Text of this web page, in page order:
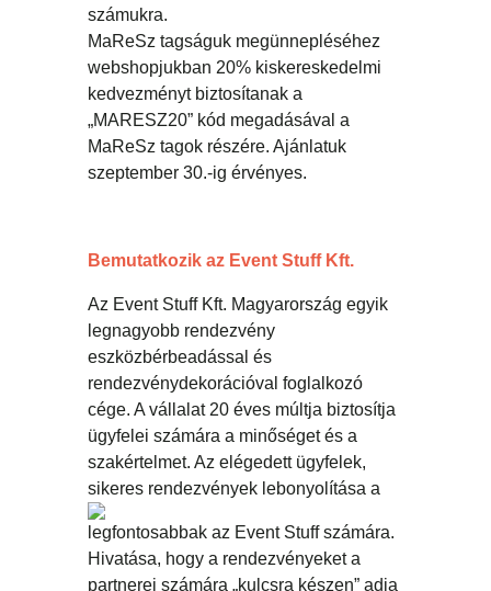
számukra.
MaReSz tagságuk megünnepléséhez
webshopjukban 20% kiskereskedelmi
kedvezményt biztosítanak a
„MARESZ20” kód megadásával a
MaReSz tagok részére. Ajánlatuk
szeptember 30.-ig érvényes.
Bemutatkozik az Event Stuff Kft.
Az Event Stuff Kft. Magyarország egyik
legnagyobb rendezvény
eszközbérbeadással és
rendezvénydekorációval foglalkozó
cége. A vállalat 20 éves múltja biztosítja
ügyfelei számára a minőséget és a
szakértelmet. Az elégedett ügyfelek,
sikeres rendezvények lebonyolítása a
legfontosabbak az Event Stuff számára.
Hivatása, hogy a rendezvényeket a
partnerei számára „kulcsra készen” adja